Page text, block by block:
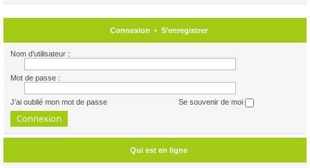
Connexion • S’enregistrer
Nom d’utilisateur :
Mot de passe :
J’ai oublié mon mot de passe Se souvenir de moi
Qui est en ligne